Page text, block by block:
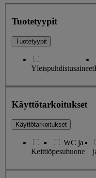
Tuotetyypit
Tuotetyypit
Yleispuhdistusaineet
Käyttötarkoitukset
Käyttötarkoitukset
Keittiö
WC ja
pesuhuone